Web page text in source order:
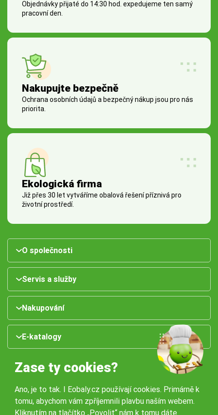
Objednávky přijaté do 14:30 hod. expedujeme ten samý
pracovní den.
Nakupujte bezpečně
Ochrana osobních údajů a bezpečný nákup jsou pro nás
priorita.
Ekologická firma
Již přes 30 let vytváříme obalová řešení příznivá pro
životní prostředí.
O společnosti
Servis a služby
Nakupování
E-katalogy
Zase ty cookies?
Ano, je to tak. I Eobaly.cz používají cookies. Primárně k
tomu, abychom vám zpříjemnili plavbu naším webem.
Kliknutím na tlačítko „Povolit“ nám k tomu dáte